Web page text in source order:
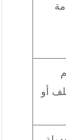
أو